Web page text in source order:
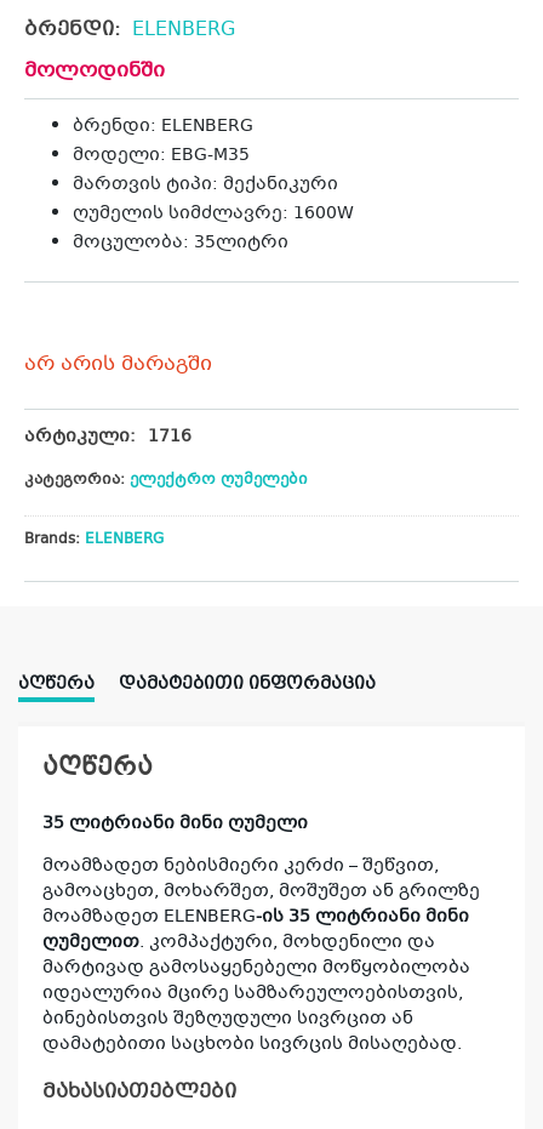
ბრენდი: ELENBERG
მოლოდინში
ბრენდი: ELENBERG
მოდელი: EBG-M35
მართვის ტიპი: მექანიკური
ღუმელის სიმძლავრე: 1600W
მოცულობა: 35ლიტრი
არ არის მარაგში
არტიკული: 1716
კატეგორია: ელექტრო ღუმელები
Brands: ELENBERG
ᲐᲦᲬᲔᲠᲐ ᲓᲐᲛᲐᲢᲔᲑᲘᲗᲘ ᲘᲜᲤᲝᲠᲛᲐᲪᲘᲐ
აღწერა
35 ლიტრიანი მინი ღუმელი
მოამზადეთ ნებისმიერი კერძი – შეწვით,
გამოაცხეთ, მოხარშეთ, მოშუშეთ ან გრილზე
მოამზადეთ ELENBERG-ის 35 ლიტრიანი მინი
ღუმელით. კომპაქტური, მოხდენილი და
მარტივად გამოსაყენებელი მოწყობილობა
იდეალურია მცირე სამზარეულოებისთვის,
ბინებისთვის შეზღუდული სივრცით ან
დამატებითი საცხობი სივრცის მისაღებად.
მახასიათებლები